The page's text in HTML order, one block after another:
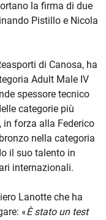
la firma di due
Pistillo e Nicola
di Canosa, ha
Adult Male IV
spessore tecnico
categorie più
in forza alla Federico
nella categoria
il suo talento in
internazionali.
Lanotte che ha
«È stato un test